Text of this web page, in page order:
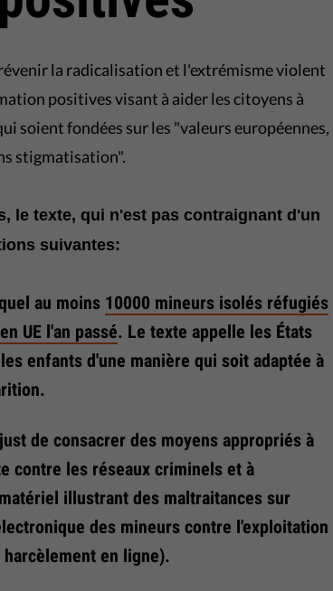
la radicalisation et l'extrémisme violent
positives visant à aider les citoyens à
soient fondées sur les "valeurs européennes,
stigmatisation".
le texte, qui n'est pas contraignant d'un
suivantes:
au moins 10000 mineurs isolés réfugiés
UE l'an passé. Le texte appelle les États
enfants d'une manière qui soit adaptée à
de consacrer des moyens appropriés à
contre les réseaux criminels et à
illustrant des maltraitances sur
des mineurs contre l'exploitation
en ligne).